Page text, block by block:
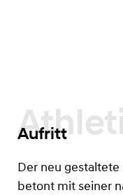
Athletischer
Aufritt
Der neu gestaltete
betont mit seiner